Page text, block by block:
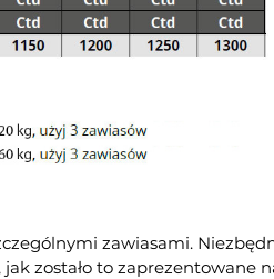
zawiasami.
zostało to zaprezentowane